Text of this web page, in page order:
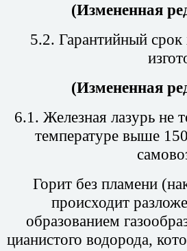
(Измененная
5.2. Гарантийный
(Измененная
6.1. Железная лазурь не
температуре выше
Горит без пламени
происходит
образованием
цианистого водорода,